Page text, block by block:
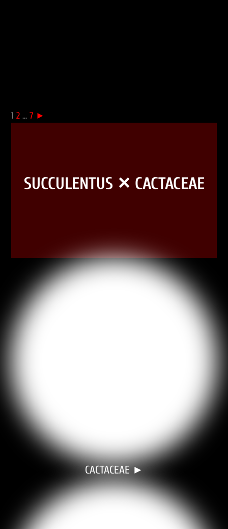
1 2 ... 7 ►
SUCCULENTUS ✕ CACTACEAE
CACTACEAE ►